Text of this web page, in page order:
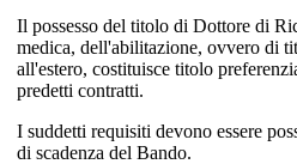
Il possesso del titolo di Dottore di
medica, dell'abilitazione, ovvero di
all'estero, costituisce titolo
predetti contratti.
I suddetti requisiti devono essere
di scadenza del Bando.